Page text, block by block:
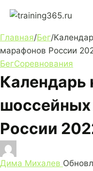
содержимому
Главная/Бег/
марафонов России
БегСоревнования
Календарь
России
Дима Михалев